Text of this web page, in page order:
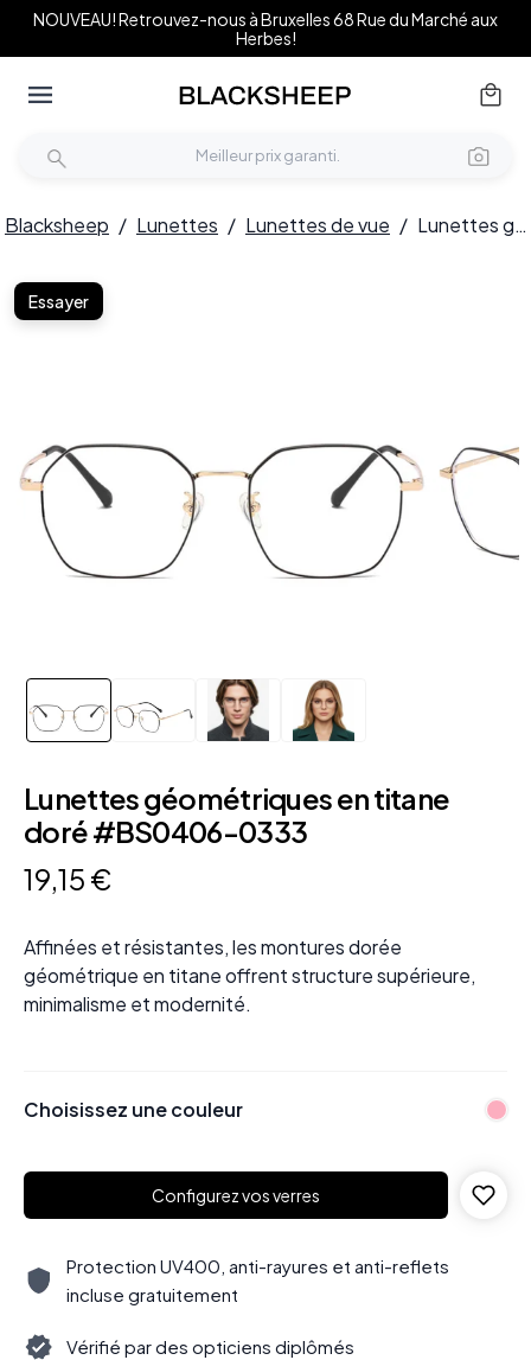
NOUVEAU! Retrouvez-nous à Bruxelles 68 Rue du Marché aux
Herbes!
Blacksheep / Lunettes / Lunettes de vue / Lunettes géométriques en titane doré #BS0406-0333
Essayer
Lunettes géométriques en titane
doré #BS0406-0333
19,15 €
Affinées et résistantes, les montures dorée
géométrique en titane offrent structure supérieure,
minimalisme et modernité.
Choisissez une couleur
Configurez vos verres
Protection UV400, anti-rayures et anti-reflets
incluse gratuitement
Vérifié par des opticiens diplômés